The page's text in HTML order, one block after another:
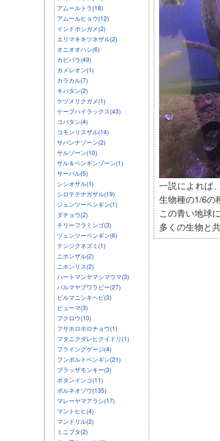
アムールトラ(18)
アムールヒョウ(12)
インドホシガメ(2)
エリマキキツネザル(2)
オニオオハシ(6)
カピバラ(49)
カメレオン(1)
カラカル(7)
キバタン(2)
ケヅメリクガメ(1)
ケープハイラックス(43)
コバタン(4)
コモンリスザル(14)
サバンナゾーン(2)
サルゾーン(10)
サル＆ペンギンゾーン(1)
サーバル(5)
シシオザル(1)
シロテテナガザル(19)
ジェンツーペンギン(1)
ダチョウ(2)
チリーフラミンゴ(3)
ヅェンツーペンギン(6)
テンジクネズミ(1)
ニホンザル(2)
ニホンリス(2)
ハートマンヤマシマウマ(3)
パルマヤブワラビー(27)
ビルマニシキヘビ(3)
ピューマ(3)
フクロウ(10)
フサホロホロチョウ(1)
フタニクダレヒクイドリ(1)
フライングゲージ(4)
フンボルトペンギン(21)
ブラッザモンキー(3)
ボタンインコ(11)
ボルネオゾウ(135)
マレーヤマアラシ(17)
マントヒヒ(4)
マンドリル(2)
ミニブタ(2)
一説によれば
生物種の1/6の
この青い地球
多くの生物と